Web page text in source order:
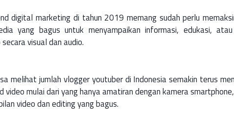
digital marketing di tahun 2019 memang sudah perlu
yang bagus untuk menyampaikan informasi, edukasi,
visual dan audio.
melihat jumlah vlogger youtuber di Indonesia semakin terus
video mulai dari yang hanya amatiran dengan kamera
video dan editing yang bagus.